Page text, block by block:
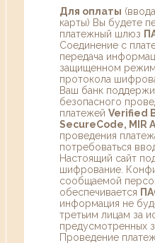
Для оплаты
карты) Вы будете
платежный шлюз
Соединение с
передача
защищенном
протокола
Ваш банк
безопасного
платежей Verified
SecureCode, MIR
проведения
потребоваться
Настоящий сайт
шифрование.
сообщаемой
обеспечивается
информация не
третьим лицам за
предусмотренных
Проведение